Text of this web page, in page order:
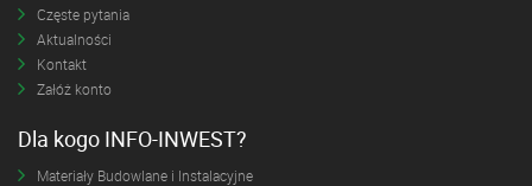
Częste pytania
Aktualności
Kontakt
Załóż konto
Dla kogo INFO-INWEST?
Materiały Budowlane i Instalacyjne